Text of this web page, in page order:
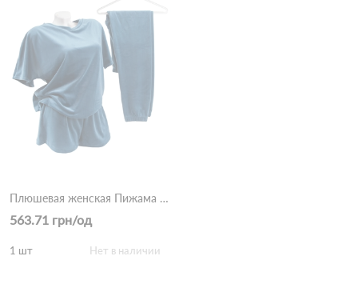
Плюшевая женская Пижама тройка ЦаЦа 4017 Бірюзовий
563.71 грн/од
1 шт Нет в наличии